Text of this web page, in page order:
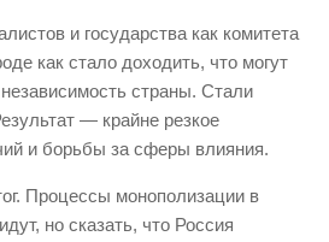
и государства как комитета
как стало доходить, что могут
страны. Стали
— крайне резкое
и борьбы за сферы влияния.
Процессы монополизации в
но сказать, что Россия